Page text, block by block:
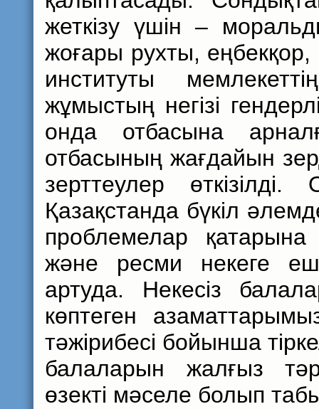
жеткізу үшін –
жоғары рухты, еңбекқор,
институты
жұмыстың негізі
онда отбасына
отбасының жағдайын
зерттеулер
Қазақстанда бүкіл
проблемелар
және ресми некеге
артуда. Некесіз
көптеген
тәжірибесі бойынша
балаларын жалғыз
өзекті мәселе болып